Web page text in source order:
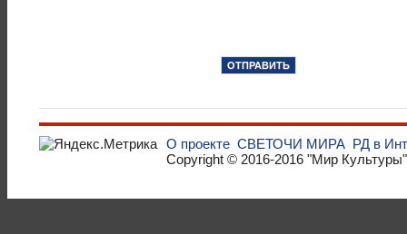
О проекте СВЕТОЧИ МИРА РД в
Copyright © 2016-2016 "Мир Культуры"